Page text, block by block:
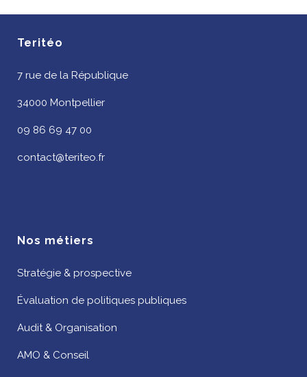
Teritéo
7 rue de la République
34000 Montpellier
09 86 69 47 00
contact@teriteo.fr
Nos métiers
Stratégie & prospective
Évaluation de politiques publiques
Audit & Organisation
AMO & Conseil